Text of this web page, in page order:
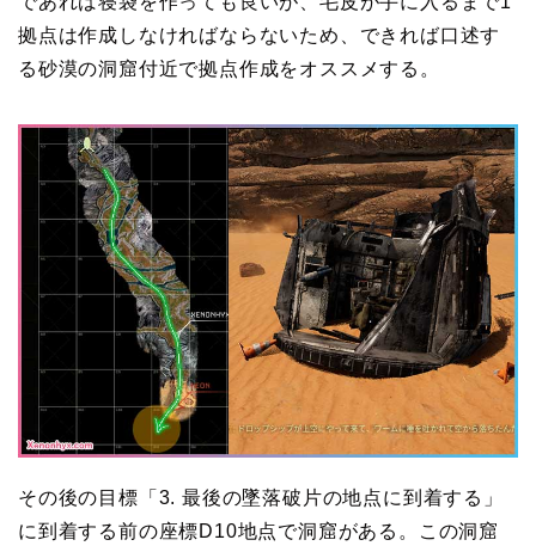
拠点は作成しなければならないため、できれば口述す
る砂漠の洞窟付近で拠点作成をオススメする。
その後の目標「3. 最後の墜落破片の地点に到着する」
に到着する前の座標D10地点で洞窟がある。この洞窟